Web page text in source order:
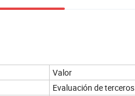
Valor
Evaluación de terceros